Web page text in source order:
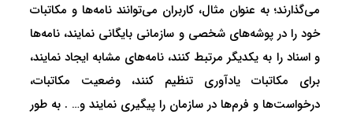
می‌گذارند؛ به عنوان مثال، کاربران می‌توانند نامه‌ها و مکاتبات
خود را در پوشه‌های شخصی و سازمانی بایگانی نمایند، نامه‌ها
و اسناد را به یکدیگر مرتبط کنند، نامه‌های مشابه ایجاد نمایند،
برای مکاتبات یادآوری تنظیم کنند، وضعیت مکاتبات،
درخواست‌ها و فرم‌ها در سازمان را پیگیری نمایند و… . به طور